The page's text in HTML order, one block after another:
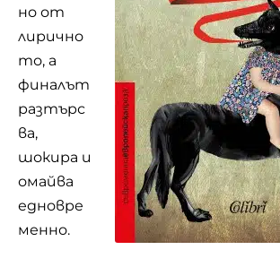
но от
лирично
то, а
финалът
разтърс
ва,
шокира и
омайва
едновре
менно.